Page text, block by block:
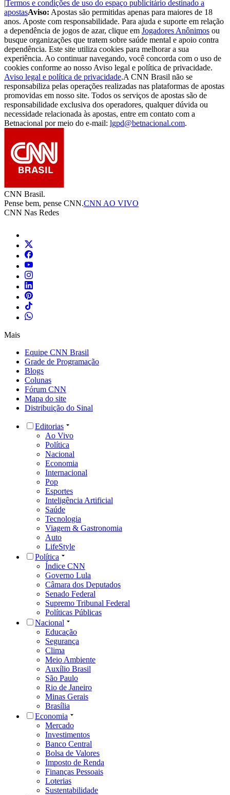
Termos e condições de uso do espaço publicitário destinado a
apostasAviso: Apostas são permitidas apenas para maiores de 18
anos. Aposte com responsabilidade. Para ajuda e suporte em relação
a dependência de jogos de azar, clique em Jogadores Anônimos ou
busque organizações que tratem sobre saúde mental e apoio contra
dependência. Este site utiliza cookies para melhorar a sua
experiência. Ao continuar navegando, você concorda com o uso de
cookies conforme ao nosso Aviso legal e política de privacidade.
Aviso legal e política de privacidade.A CNN Brasil não se
responsabiliza pelas operações realizadas nas plataformas de apostas
promovidas em nosso site. Todos os serviços de apostas são de
responsabilidade exclusiva dos operadores, qualquer dúvida ou
necessidade relacionada às apostas, entre em contato com a
Betnacional por meio do e-mail: lgpd@betnacional.com.
CNN Brasil.
Pense bem, pense CNN.CNN AO VIVO
CNN Nas Redes
Mais
Equipe CNN Brasil
Grade de Programação
Blogs
Colunas
Fórum CNN
Mapa do site
Distribuição do Sinal
Editorias
Ao Vivo
Política
Nacional
Economia
Internacional
Pop
Esportes
Inteligência Artificial
Saúde
Tecnologia
Viagem & Gastronomia
Auto
LifeStyle
Política
Índice CNN
Governo Lula
Câmara dos Deputados
Senado Federal
Supremo Tribunal Federal
Políticas Públicas
Nacional
Educação
Segurança
Clima
Meio Ambiente
Auxílio Brasil
São Paulo
Rio de Janeiro
Minas Gerais
Brasília
Economia
Mercado
Investimentos
Banco Central
Bolsa de Valores
Imposto de Renda
Finanças Pessoais
Loterias
Sustentabilidade